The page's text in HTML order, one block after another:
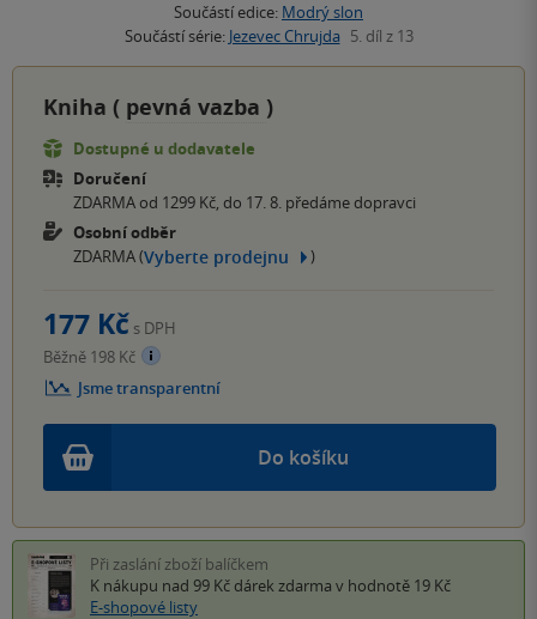
Součástí edice: Modrý slon
Součástí série: Jezevec Chrujda 5. díl z 13
Kniha ( pevná vazba )
Dostupné u dodavatele
Doručení
ZDARMA od 1299 Kč, do 17. 8. předáme dopravci
Osobní odběr
ZDARMA (Vyberte prodejnu )
Do košíku
177 Kč s DPH
Běžně 198 Kč
Jsme transparentní
Při zaslání zboží balíčkem
K nákupu nad 99 Kč dárek zdarma v hodnotě 19 Kč
E-shopové listy